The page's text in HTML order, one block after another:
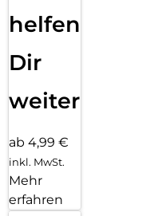
helfen
Dir
weiter
ab 4,99 €
inkl. MwSt.
Mehr
erfahren